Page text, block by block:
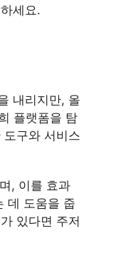
세요.
내리지만, 올
플랫폼을 탐
구와 서비스
, 이를 효과
데 도움을 줍
있다면 주저